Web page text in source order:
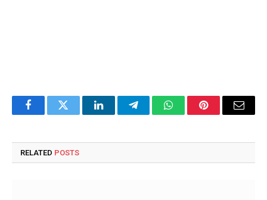
FacebookTwitter LinkedInTelegramWhatsAppPinterestEmail
RELATED POSTS